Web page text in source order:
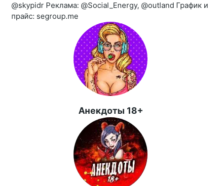
@skypidr Реклама: @Social_Energy, @outland График и
прайс: segroup.me
Анекдоты 18+